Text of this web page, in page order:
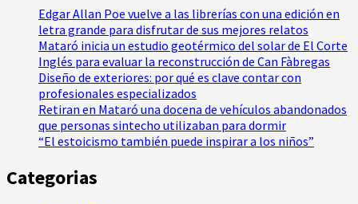
Mar
robar
en
una
tienda
de
Premià
de
Mar
Edgar Allan Poe vuelve a las librerías con una edición en
letra grande para disfrutar de sus mejores relatos
Mataró inicia un estudio geotérmico del solar de El Corte
Inglés para evaluar la reconstrucción de Can Fàbregas
Diseño de exteriores: por qué es clave contar con
profesionales especializados
Retiran en Mataró una docena de vehículos abandonados
que personas sintecho utilizaban para dormir
“El estoicismo también puede inspirar a los niños”
Categorias